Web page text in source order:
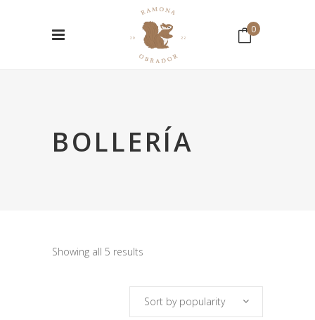
0
BOLLERÍA
Showing all 5 results
Sort by popularity